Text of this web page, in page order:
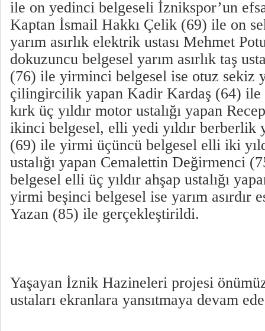
ile on yedinci belgeseli İznikspor’un
Kaptan İsmail Hakkı Çelik (69) ile on
yarım asırlık elektrik ustası Mehmet
dokuzuncu belgesel yarım asırlık taş
(76) ile yirminci belgesel ise otuz sekiz
çilingircilik yapan Kadir Kardaş (64)
kırk üç yıldır motor ustalığı yapan
ikinci belgesel, elli yedi yıldır berberlik
(69) ile yirmi üçüncü belgesel elli iki
ustalığı yapan Cemalettin Değirmenci
belgesel elli üç yıldır ahşap ustalığı
yirmi beşinci belgesel ise yarım asırdır
Yazan (85) ile gerçekleştirildi.
Yaşayan İznik Hazineleri projesi
ustaları ekranlara yansıtmaya devam